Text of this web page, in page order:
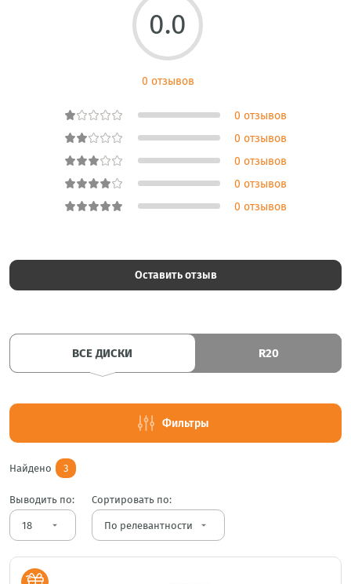
0.0
0 отзывов
0 отзывов
0 отзывов
0 отзывов
0 отзывов
0 отзывов
Оставить отзыв
ВСЕ ДИСКИ R20
Фильтры
Найдено 3
Выводить по:
arrow_drop_down
Сортировать по:
arrow_drop_down